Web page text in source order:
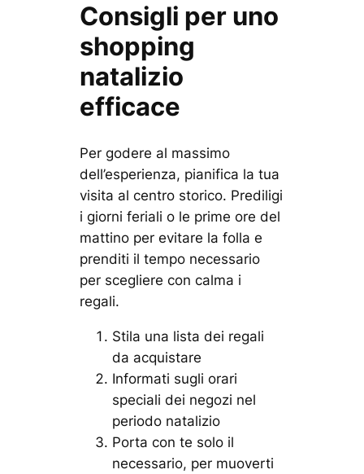
Consigli per uno
shopping
natalizio
efficace
Per godere al massimo
dell’esperienza, pianifica la tua
visita al centro storico. Prediligi
i giorni feriali o le prime ore del
mattino per evitare la folla e
prenditi il tempo necessario
per scegliere con calma i
regali.
Stila una lista dei regali
da acquistare
Informati sugli orari
speciali dei negozi nel
periodo natalizio
Porta con te solo il
necessario, per muoverti